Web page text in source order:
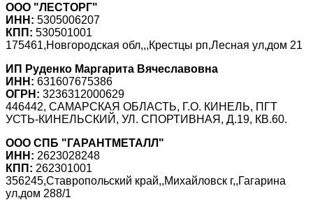
ООО "ЛЕСТОРГ"
ИНН: 5305006207
КПП: 530501001
175461,Новгородская обл,,,Крестцы рп,Лесная ул,дом 21
ИП Руденко Маргарита Вячеславовна
ИНН: 631607675386
ОГРН: 3236312000629
446442, САМАРСКАЯ ОБЛАСТЬ, Г.О. КИНЕЛЬ, ПГТ
УСТЬ-КИНЕЛЬСКИЙ, УЛ. СПОРТИВНАЯ, Д.19, КВ.60.
ООО СПБ "ГАРАНТМЕТАЛЛ"
ИНН: 2623028248
КПП: 262301001
356245,Ставропольский край,,Михайловск г,,Гагарина
ул,дом 288/1